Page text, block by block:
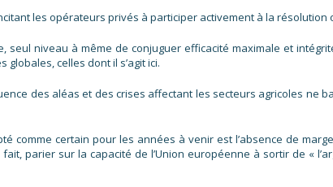
les opérateurs privés à participer activement à la résolution
seul niveau à même de conjuguer efficacité maximale et
celles dont il s’agit ici.
des aléas et des crises affectant les secteurs agricoles
comme certain pour les années à venir est l’absence de
parier sur la capacité de l’Union européenne à sortir de «